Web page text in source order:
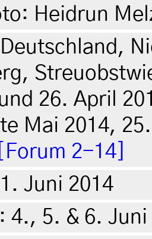
Heidrun
26. April
Mai 2014,
[Forum 2-14]
Juni 2014
4., 5. & 6. Juni